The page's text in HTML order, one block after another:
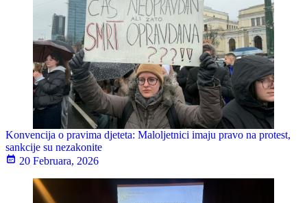
Konvencija o pravima djeteta: Maloljetnici imaju pravo na protest,
sankcije su nezakonite
20 Februara, 2026